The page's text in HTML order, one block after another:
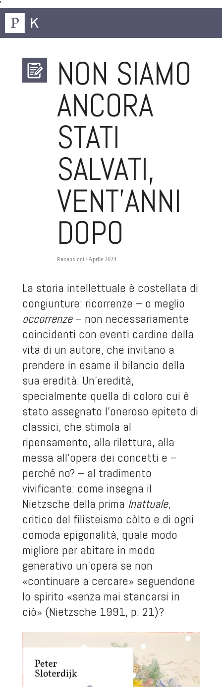
'
NON SIAMO
ANCORA
STATI
SALVATI,
VENT’ANNI
DOPO
Recensioni / Aprile 2024
La storia intellettuale è costellata di
congiunture: ricorrenze – o meglio
occorrenze– non necessariamente
coincidenti con eventi cardine della
vita di un autore, che invitano a
prendere in esame il bilancio della
sua eredità. Un’eredità,
specialmente quella di coloro cui è
stato assegnato l’oneroso epiteto di
classici, che stimola al
ripensamento, alla rilettura, alla
messa all’opera dei concetti e –
perché no? – al tradimento
vivificante: come insegna il
Nietzsche della prima Inattuale,
critico del filisteismo còlto e di ogni
comoda epigonalità, quale modo
migliore per abitare in modo
generativo un’opera se non
«continuare a cercare» seguendone
lo spirito «senza mai stancarsi in
ciò» (Nietzsche 1991, p. 21)?